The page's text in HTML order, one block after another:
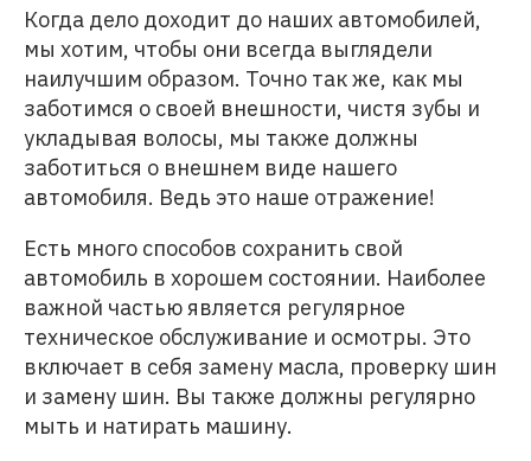
Когда дело доходит до наших автомобилей,
мы хотим, чтобы они всегда выглядели
наилучшим образом. Точно так же, как мы
заботимся о своей внешности, чистя зубы и
укладывая волосы, мы также должны
заботиться о внешнем виде нашего
автомобиля. Ведь это наше отражение!
Есть много способов сохранить свой
автомобиль в хорошем состоянии. Наиболее
важной частью является регулярное
техническое обслуживание и осмотры. Это
включает в себя замену масла, проверку шин
и замену шин. Вы также должны регулярно
мыть и натирать машину.